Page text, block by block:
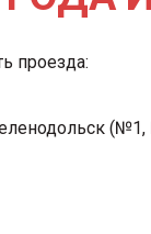
проезда: